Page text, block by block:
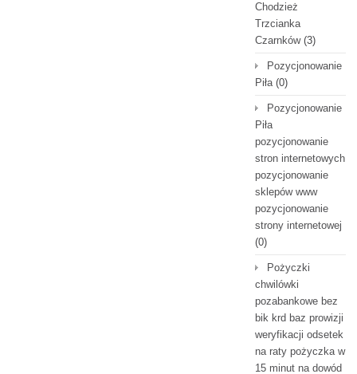
Chodzież
Trzcianka
Czarnków(3)
Pozycjonowanie
Piła(0)
Pozycjonowanie
Piła
pozycjonowanie
stron internetowych
pozycjonowanie
sklepów www
pozycjonowanie
strony internetowej
(0)
Pożyczki
chwilówki
pozabankowe bez
bik krd baz prowizji
weryfikacji odsetek
na raty pożyczka w
15 minut na dowód